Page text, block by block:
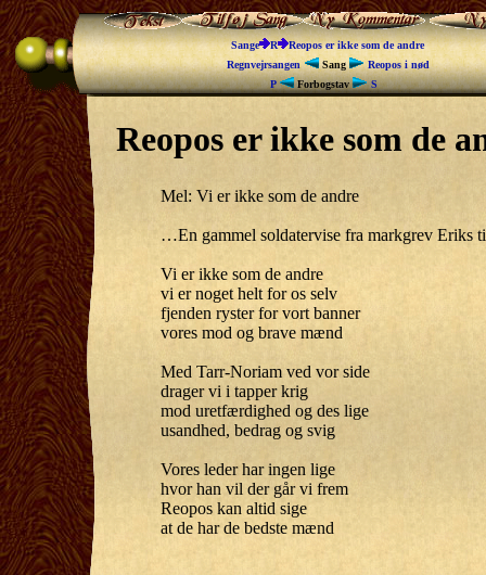
Sange R
Reopos er ikke som de andre
Regnvejrsangen
Sang
Reopos i nød
P
Forbogstav S
Reopos er ikke som de
Mel: Vi er ikke som de andre
…En gammel soldatervise fra markgrev Eriks
Vi er ikke som de andre
vi er noget helt for os selv
fjenden ryster for vort banner
vores mod og brave mænd
Med Tarr-Noriam ved vor side
drager vi i tapper krig
mod uretfærdighed og des lige
usandhed, bedrag og svig
Vores leder har ingen lige
hvor han vil der går vi frem
Reopos kan altid sige
at de har de bedste mænd